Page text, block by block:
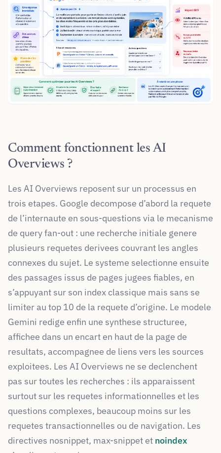
Comment fonctionnent les AI
Overviews ?
Les AI Overviews reposent sur un processus en
trois etapes. Google decompose d’abord la requete
de l’internaute en sous-questions via le mecanisme
de query fan-out : une recherche initiale genere
plusieurs requetes derivees couvrant les angles
connexes du sujet. Le systeme selectionne ensuite
des passages issus de pages jugees fiables, en
s’appuyant sur son index classique mais sans se
limiter au top 10 de la requete d’origine. Le modele
Gemini redige enfin une synthese structuree,
affichee dans un encart en haut de la page de
resultats, accompagnee de liens vers les sources
exploitees. Les AI Overviews ne se declenchent
pas sur toutes les recherches : ils apparaissent
surtout sur les requetes informationnelles et les
questions complexes, beaucoup moins sur les
requetes transactionnelles ou de navigation. Les
directives nosnippet, max-snippet et noindex